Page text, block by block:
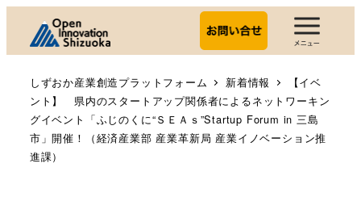
しずおか産業創造プラットフォーム 新着情報
【イベ
ント】 県内のスタートアップ関係者によるネットワーキン
グイベント「ふじのくに“ＳＥＡｓ”Startup Forum in 三島
市」開催！（経済産業部 産業革新局 産業イノベーション推
進課）